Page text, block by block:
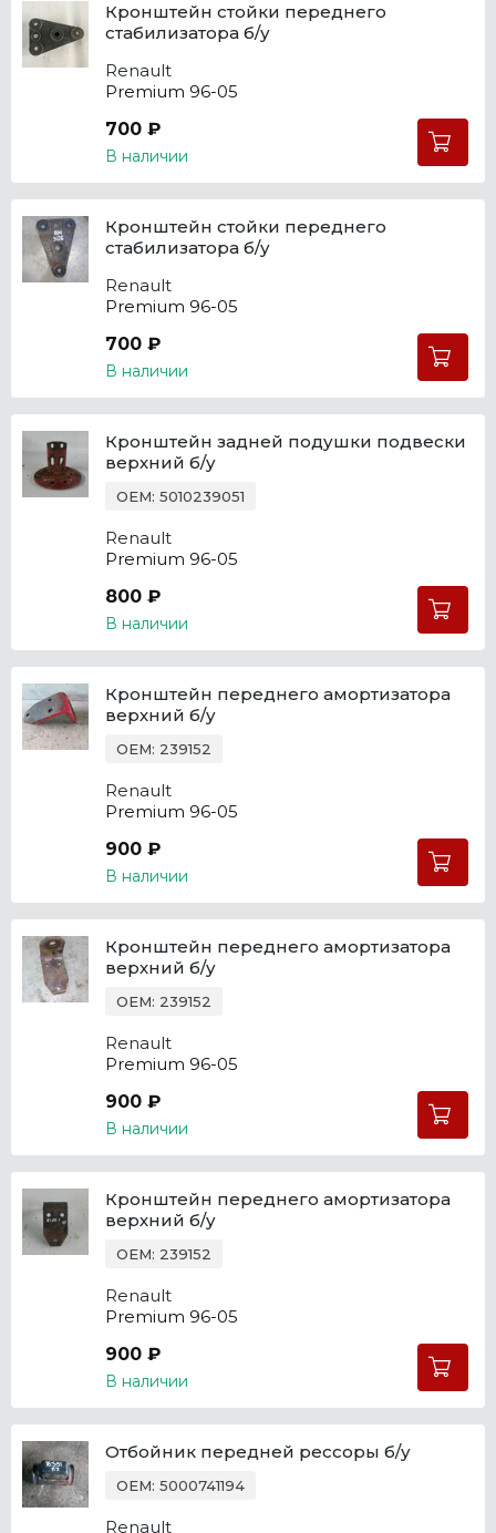
Кронштейн стойки переднего
стабилизатора б/у
Renault
Premium 96-05
700 ₽
В наличии
Кронштейн стойки переднего
стабилизатора б/у
Renault
Premium 96-05
700 ₽
В наличии
Кронштейн задней подушки подвески
верхний б/у
OEM: 5010239051
Renault
Premium 96-05
800 ₽
В наличии
Кронштейн переднего амортизатора
верхний б/у
OEM: 239152
Renault
Premium 96-05
900 ₽
В наличии
Кронштейн переднего амортизатора
верхний б/у
OEM: 239152
Renault
Premium 96-05
900 ₽
В наличии
Кронштейн переднего амортизатора
верхний б/у
OEM: 239152
Renault
Premium 96-05
900 ₽
В наличии
Отбойник передней рессоры б/у
OEM: 5000741194
Renault